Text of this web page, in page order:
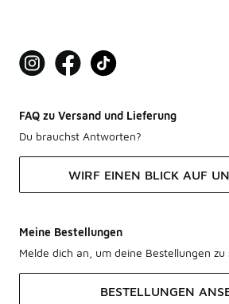
FAQ zu Versand und Lieferung
Du brauchst Antworten?
WIRF EINEN BLICK AUF
Meine Bestellungen
Melde dich an, um deine Bestellungen zu
BESTELLUNGEN